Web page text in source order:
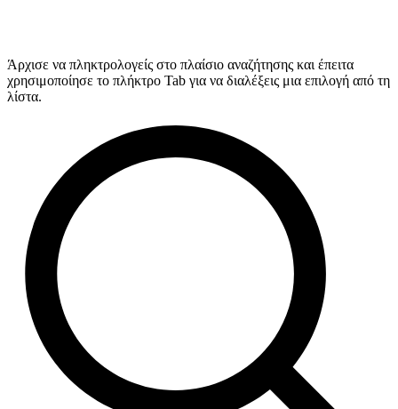
Άρχισε να πληκτρολογείς στο πλαίσιο αναζήτησης και έπειτα
χρησιμοποίησε το πλήκτρο Tab για να διαλέξεις μια επιλογή από τη
λίστα.